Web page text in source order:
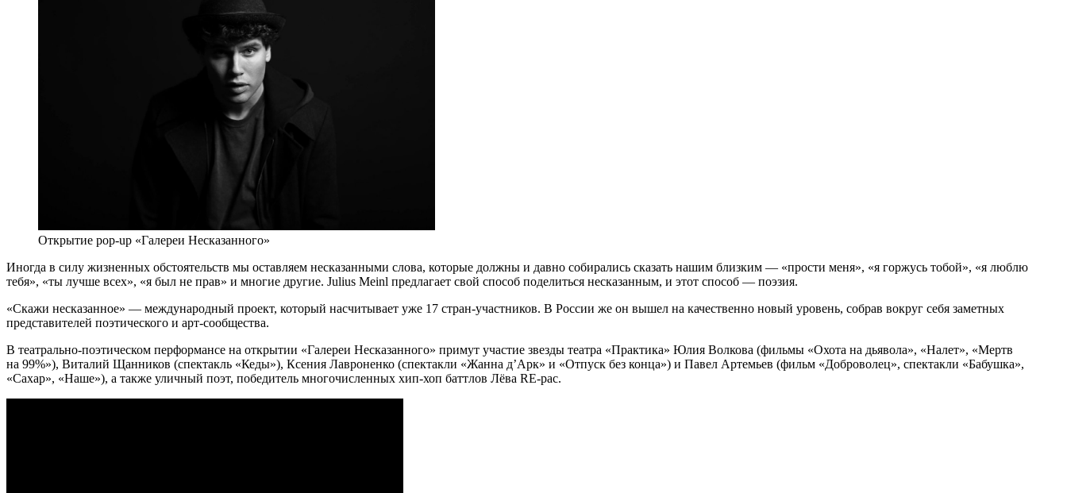
Открытие pop-up «Галереи Несказанного»
Иногда в силу жизненных обстоятельств мы оставляем несказанными слова, которые должны и давно собирались сказать нашим близким — «прости меня», «я горжусь тобой», «я люблю
тебя», «ты лучше всех», «я был не прав» и многие другие. Julius Meinl предлагает свой способ поделиться несказанным, и этот способ — поэзия.
«Скажи несказанное» — международный проект, который насчитывает уже 17 стран-участников. В России же он вышел на качественно новый уровень, собрав вокруг себя заметных
представителей поэтического и арт-сообщества.
В театрально-поэтическом перформансе на открытии «Галереи Несказанного» примут участие звезды театра «Практика» Юлия Волкова (фильмы «Охота на дьявола», «Налет», «Мертв
на 99%»), Виталий Щанников (спектакль «Кеды»), Ксения Лавроненко (спектакли «Жанна д’Арк» и «Отпуск без конца») и Павел Артемьев (фильм «Доброволец», спектакли «Бабушка»,
«Сахар», «Наше»), а также уличный поэт, победитель многочисленных хип-хоп баттлов Лёва RE-pac.